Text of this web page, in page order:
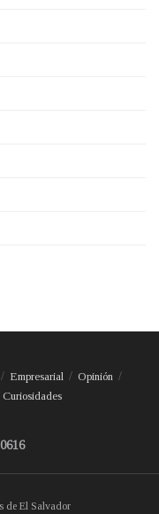
Empresarial
Opinión
Curiosidades
de El Salvador